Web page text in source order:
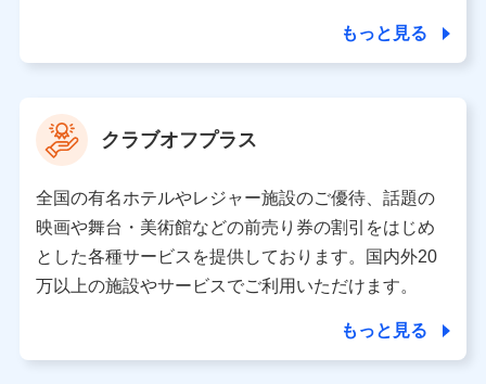
上記に係る案内・手続き・管理等付帯業務を行うため
【当該個人データの管理について責任を有する者の名称・住
所・代表者名】
当該個人データを取り扱う各共同利用者（詳細は次のとお
り）
東京都千代田区永田町2丁目11番1号 山王パークタワー
株式会社NTTドコモ 代表取締役社長 前田 義晃
東京都中央区日本橋人形町2-14-10 アーバンネット日本橋
ビル 3F
もっと見る
クラブオフプラス
全国の有名ホテルやレジャー施設のご優待、話題の
映画や舞台・美術館などの前売り券の割引をはじめ
とした各種サービスを提供しております。国内外20
万以上の施設やサービスでご利用いただけます。
もっと見る